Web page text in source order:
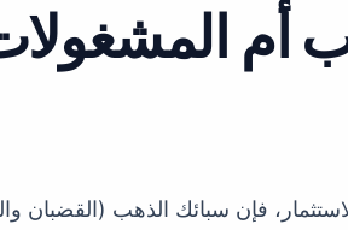
أم
فإن سبائك الذهب (القضبان